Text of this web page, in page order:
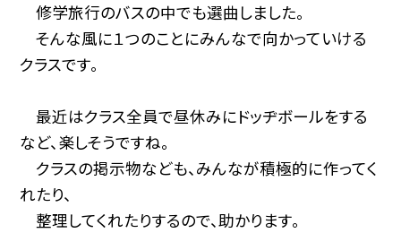
修学旅行のバスの中でも選曲しました。
そんな風に１つのことにみんなで向かっていける
クラスです。
最近はクラス全員で昼休みにドッヂボールをする
など、楽しそうですね。
クラスの掲示物なども、みんなが積極的に作ってく
れたり、
整理してくれたりするので、助かります。